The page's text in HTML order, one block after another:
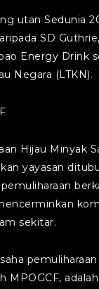
utan Sedunia
SD
Energy Drink
Negara (LTKN).
Hijau Minyak
yayasan
sekitar.
MPOGCF,